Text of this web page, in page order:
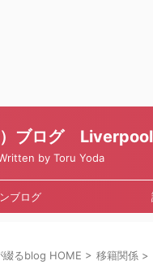
）ブログ
by Toru Yoda
ブログ
るblog HOME > 移籍関係 >